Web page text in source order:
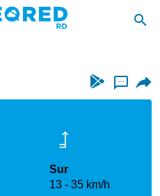
...
Sur
13
35 km/h